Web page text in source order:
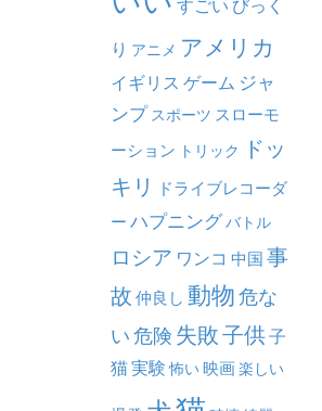
すごい びっく
り アニメ アメリカ
イギリス ゲーム ジャ
ンプ スポーツ スローモ
ーション トリック
ドッ
キリ
ドライブレコーダ
ー ハプニング バトル
ロシア ワンコ 中国 事
故 仲良し 動物 危な
い 危険 失敗子供子
猫実験 怖い映画楽しい